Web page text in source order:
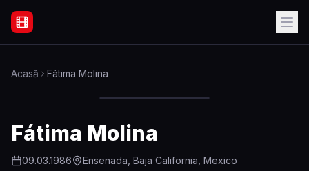
Filme Online Subtitrate - Acasă
Acasă Fátima Molina
Fátima Molina
09.03.1986 Ensenada, Baja California, Mexico